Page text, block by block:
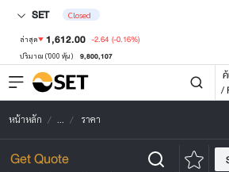
SET Closed
ล่าสุด 1,612.00 -2.64 (-0.16%)
ปริมาณ ('000 หุ้น) 9,800,107
/
หน้าหลัก ... ราคา